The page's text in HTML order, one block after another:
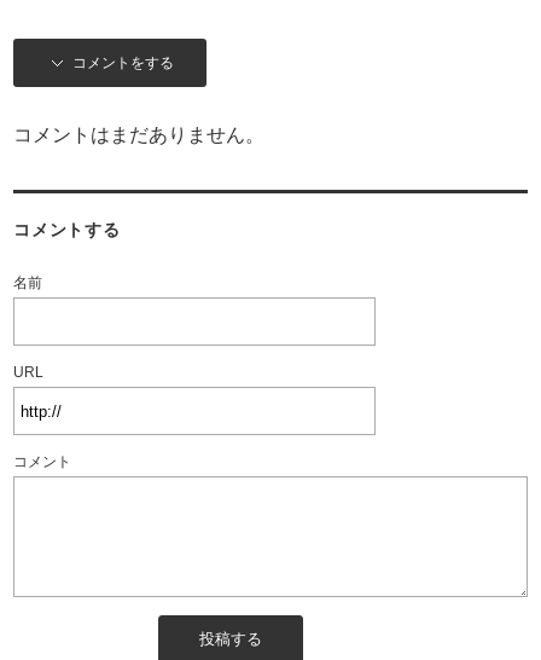
コメントをする
コメントはまだありません。
コメントする
名前
URL
コメント